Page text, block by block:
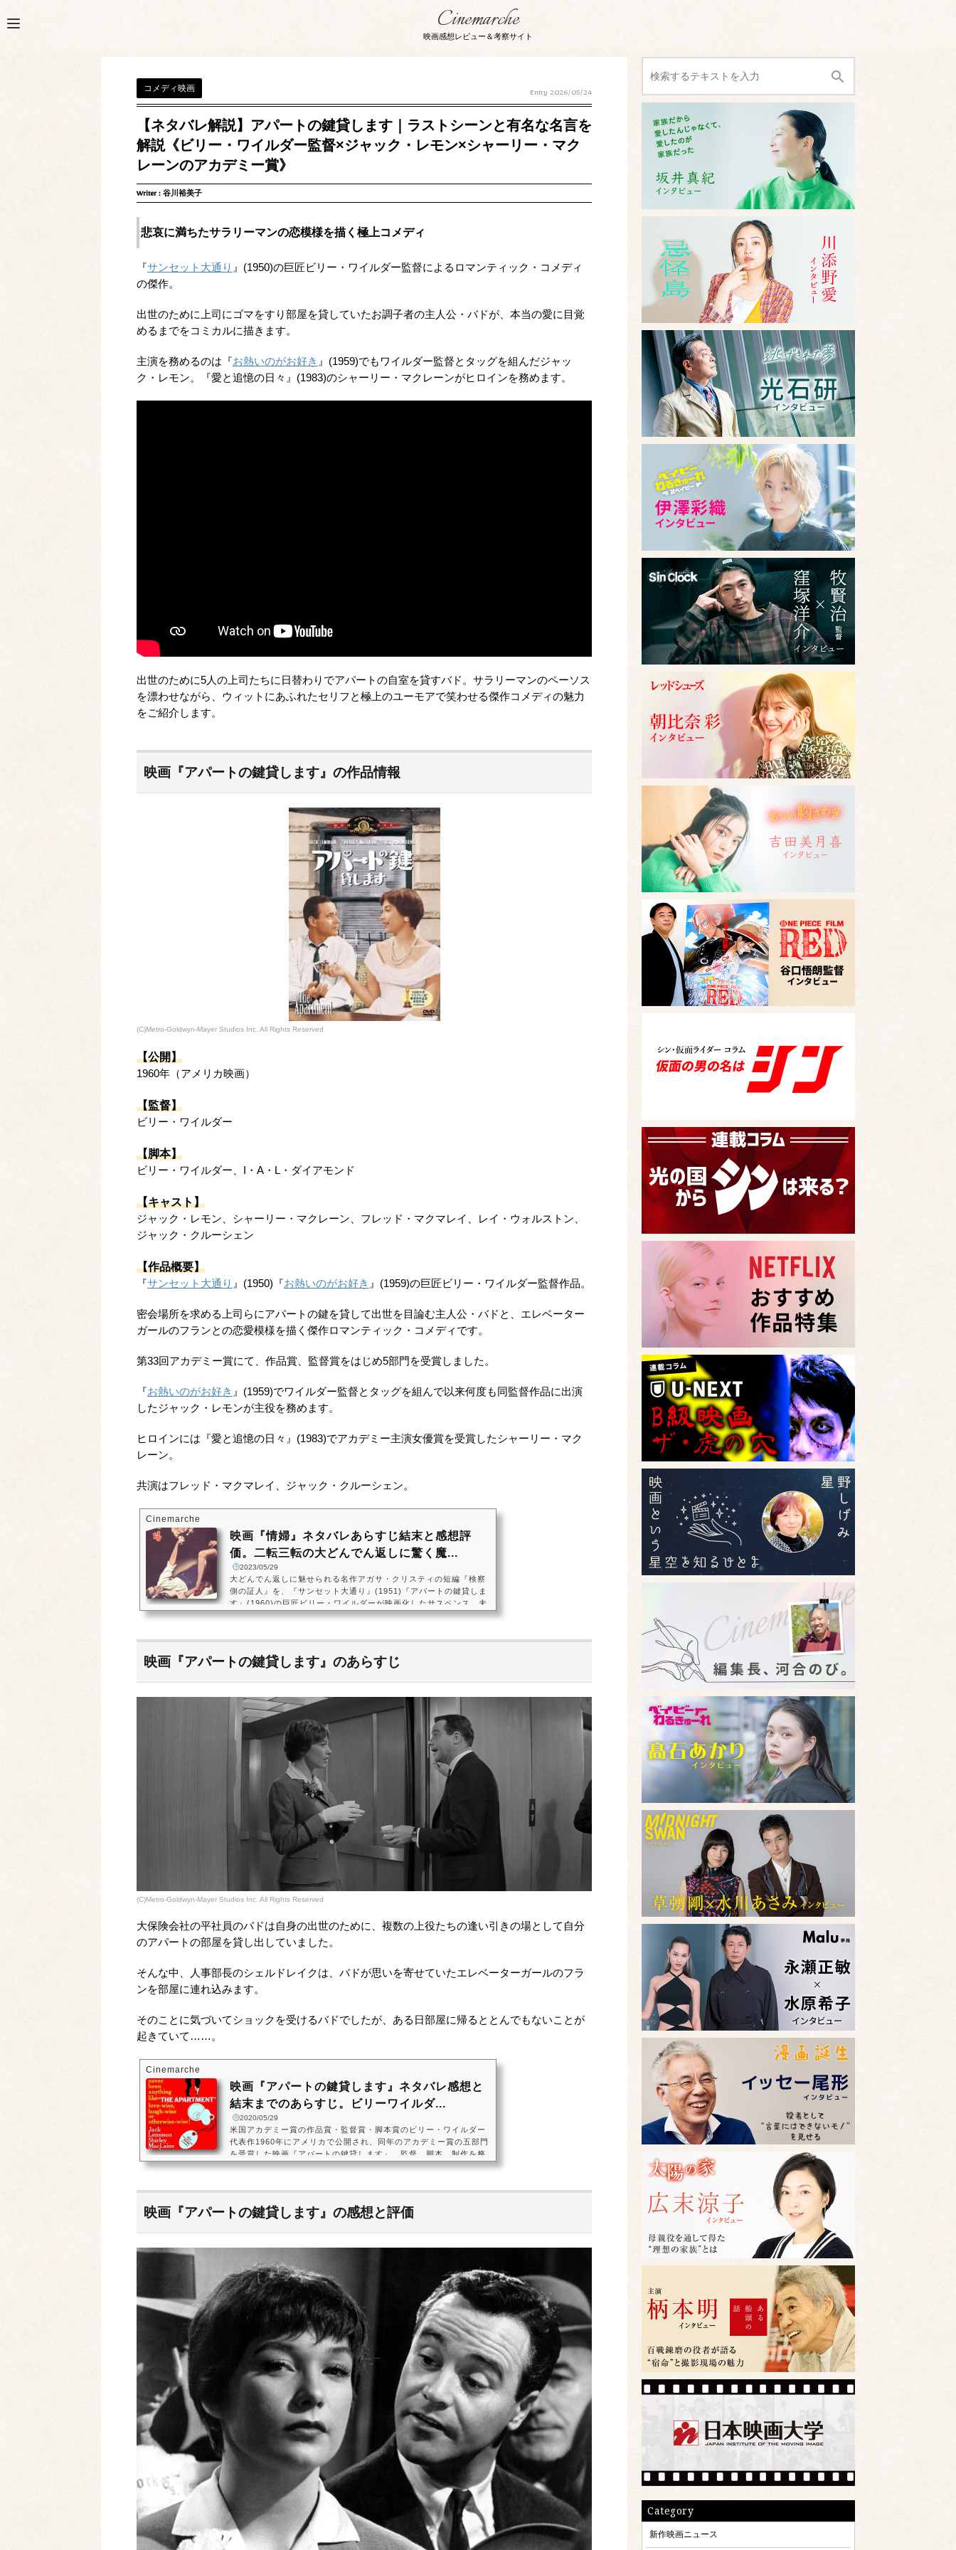
Cinemarche
映画感想レビュー＆考察サイト
コメディ映画
Entry 2026/05/24
【ネタバレ解説】アパートの鍵貸します｜ラストシーンと有名な名言を
解説《ビリー・ワイルダー監督×ジャック・レモン×シャーリー・マク
レーンのアカデミー賞》
Writer : 谷川裕美子
悲哀に満ちたサラリーマンの恋模様を描く極上コメディ
『サンセット大通り 』(1950)の巨匠ビリー・ワイルダー監督によるロマンティック・コメディ
の傑作。
出世のために上司にゴマをすり部屋を貸していたお調子者の主人公・バドが、本当の愛に目覚
めるまでをコミカルに描きます。
主演を務めるのは『お熱いのがお好き 』(1959)でもワイルダー監督とタッグを組んだジャッ
ク・レモン。『愛と追憶の日々』(1983)のシャーリー・マクレーンがヒロインを務めます。
出世のために5人の上司たちに日替わりでアパートの自室を貸すバド。サラリーマンのペーソス
を漂わせながら、ウィットにあふれたセリフと極上のユーモアで笑わせる傑作コメディの魅力
をご紹介します。
映画『アパートの鍵貸します』の作品情報
(C)Metro-Goldwyn-Mayer Studios Inc. All Rights Reserved
【公開】
1960年（アメリカ映画）
【監督】
ビリー・ワイルダー
【脚本】
ビリー・ワイルダー、I・A・L・ダイアモンド
【キャスト】
ジャック・レモン、シャーリー・マクレーン、フレッド・マクマレイ、レイ・ウォルストン、
ジャック・クルーシェン
【作品概要】
『サンセット大通り 』(1950)『お熱いのがお好き 』(1959)の巨匠ビリー・ワイルダー監督作品。
密会場所を求める上司らにアパートの鍵を貸して出世を目論む主人公・バドと、エレベーター
ガールのフランとの恋愛模様を描く傑作ロマンティック・コメディです。
第33回アカデミー賞にて、作品賞、監督賞をはじめ5部門を受賞しました。
『お熱いのがお好き 』(1959)でワイルダー監督とタッグを組んで以来何度も同監督作品に出演
したジャック・レモンが主役を務めます。
ヒロインには『愛と追憶の日々』(1983)でアカデミー主演女優賞を受賞したシャーリー・マク
レーン。
共演はフレッド・マクマレイ、ジャック・クルーシェン。
Cinemarche
映画『情婦』ネタバレあらすじ結末と感想評
価。二転三転の大どんでん返しに驚く魔...
2023/05/29
大どんでん返しに魅せられる名作アガサ・クリスティの短編『検察
側の証人』を、『サンセット大通り』(1951)『アパートの鍵貸しま
す』(1960)の巨匠ビリー・ワイルダーが映画化したサスペンス。未
亡人殺しの容疑者とその妻をめぐるスリリングな法廷劇が繰り広げ
931)のマレーネ・ディートリッヒが共演しています。公開時には、
ナレーションが入るほど、驚きのどんでん返しが大きな話題となり
映画『アパートの鍵貸します』のあらすじ
(C)Metro-Goldwyn-Mayer Studios Inc. All Rights Reserved
大保険会社の平社員のバドは自身の出世のために、複数の上役たちの逢い引きの場として自分
のアパートの部屋を貸し出していました。
そんな中、人事部長のシェルドレイクは、バドが思いを寄せていたエレベーターガールのフラ
ンを部屋に連れ込みます。
そのことに気づいてショックを受けるバドでしたが、ある日部屋に帰るととんでもないことが
起きていて……。
Cinemarche
映画『アパートの鍵貸します』ネタバレ感想と
結末までのあらすじ。ビリーワイルダ...
2020/05/29
米国アカデミー賞の作品賞・監督賞・脚本賞のビリー・ワイルダー
代表作1960年にアメリカで公開され、同年のアカデミー賞の五部門
を受賞した映画『アパートの鍵貸します』。監督、脚本、制作を務
めたのは映画『サンセット大通り』や『お熱いのがお好き』のビリ
不倫を手助けすることで出世を図る男バクスターが、想いを寄せて
す。部屋を貸す男バクスターを演じたのは『酒とバラの日々』（19
映画『アパートの鍵貸します』の感想と評価
Category
新作映画ニュース